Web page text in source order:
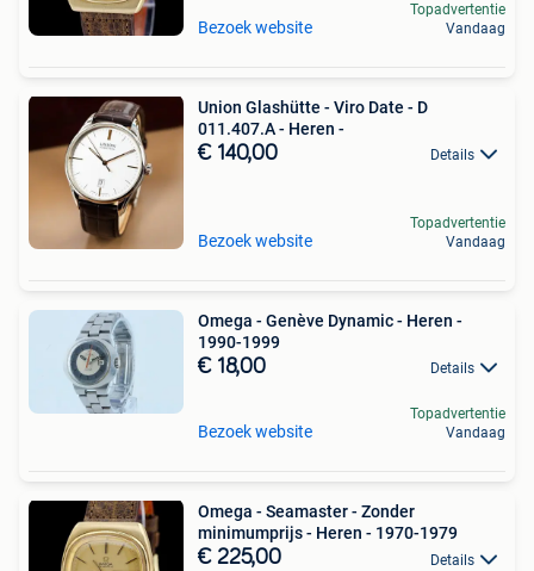
Bezoek website
Topadvertentie
Vandaag
Union Glashütte - Viro Date - D
011.407.A - Heren -
€ 140,00 Details
Bezoek website
Topadvertentie
Vandaag
Omega - Genève Dynamic - Heren -
1990-1999
€ 18,00 Details
Bezoek website
Topadvertentie
Vandaag
Omega - Seamaster - Zonder
minimumprijs - Heren - 1970-1979
€ 225,00 Details